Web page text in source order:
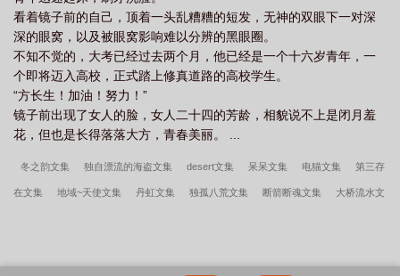
看着镜子前的自己，顶着一头乱糟糟的短发，无神的双眼下一对深
深的眼窝，以及被眼窝影响难以分辨的黑眼圈。
不知不觉的，大考已经过去两个月，他已经是一个十六岁青年，一
个即将迈入高校，正式踏上修真道路的高校学生。
“方长生！加油！努力！”
镜子前出现了女人的脸，女人二十四的芳龄，相貌说不上是闭月羞
花，但也是长得落落大方，青春美丽。 ...
冬之韵文集 独自漂流的海盗文集 desert文集 呆呆文集 电猫文集 第三存
在文集 地域~天使文集 丹虹文集 独孤八荒文集 断箭断魂文集 大桥流水文